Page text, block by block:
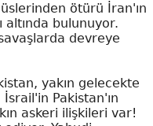
ötürü İran'ın
altında bulunuyor.
devreye
yakın gelecekte
Pakistan'ın
askeri ilişkileri var!